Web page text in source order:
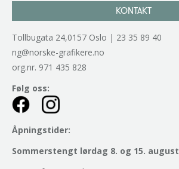
KONTAKT
Tollbugata 24,0157 Oslo | 23 35 89 40
ng@norske-grafikere.no
org.nr. 971 435 828
Følg oss:
Åpningstider:
Sommerstengt lørdag 8. og 15. august